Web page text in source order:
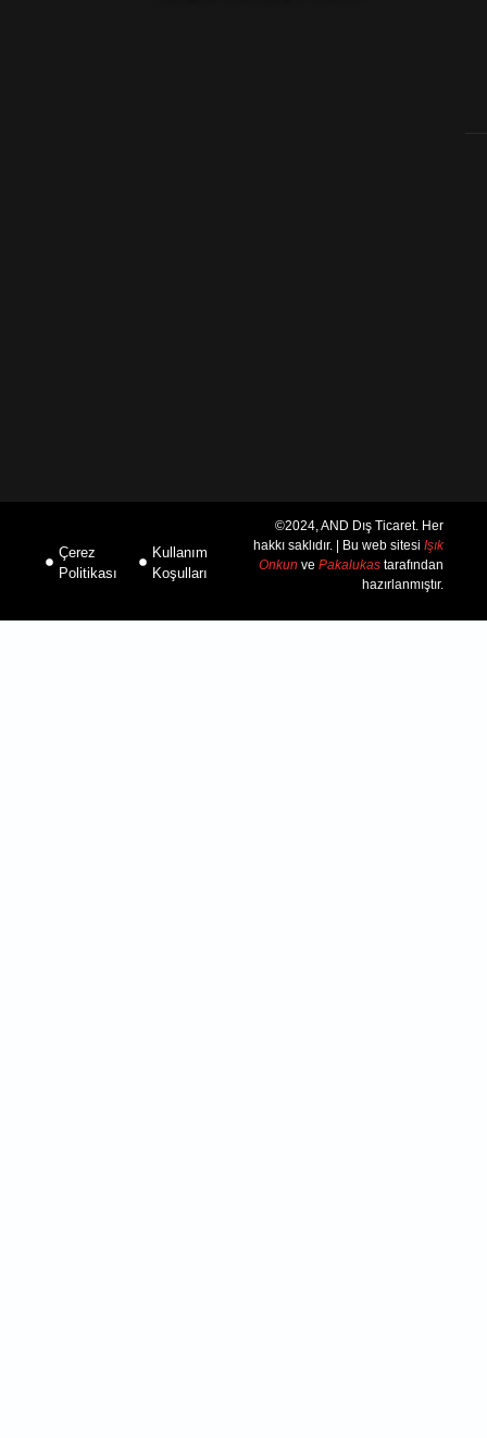
Çerez
Politikası
Kullanım
Koşulları
©2024, AND Dış Ticaret. Her
hakkı saklıdır. | Bu web sitesi Işık
Onkun ve Pakalukas tarafından
hazırlanmıştır.